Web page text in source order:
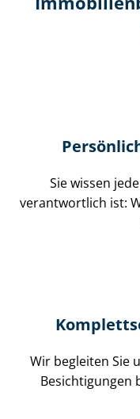
Sie wissen
verantwortlich ist:
Wir begleiten Sie
Besichtigungen